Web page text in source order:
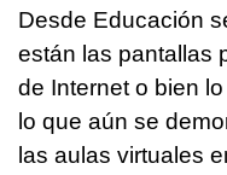
Desde Educación
están las pantallas
de Internet o bien
lo que aún se
las aulas virtuales